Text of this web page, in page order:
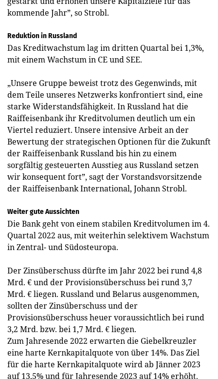
kommende Jahr”, so Strobl.
Reduktion in Russland
Das Kreditwachstum lag im dritten Quartal bei 1,3%,
mit einem Wachstum in CE und SEE.
„Unsere Gruppe beweist trotz des Gegenwinds, mit
dem Teile unseres Netzwerks konfrontiert sind, eine
starke Widerstandsfähigkeit. In Russland hat die
Raiffeisenbank ihr Kreditvolumen deutlich um ein
Viertel reduziert. Unsere intensive Arbeit an der
Bewertung der strategischen Optionen für die Zukunft
der Raiffeisenbank Russland bis hin zu einem
sorgfältig gesteuerten Ausstieg aus Russland setzen
wir konsequent fort”, sagt der Vorstandsvorsitzende
der Raiffeisenbank International, Johann Strobl.
Weiter gute Aussichten
Die Bank geht von einem stabilen Kreditvolumen im 4.
Quartal 2022 aus, mit weiterhin selektivem Wachstum
in Zentral- und Südosteuropa.
Der Zinsüberschuss dürfte im Jahr 2022 bei rund 4,8
Mrd. € und der Provisionsüberschuss bei rund 3,7
Mrd. € liegen. Russland und Belarus ausgenommen,
sollten der Zinsüberschuss und der
Provisionsüberschuss heuer voraussichtlich bei rund
3,2 Mrd. bzw. bei 1,7 Mrd. € liegen.
Zum Jahresende 2022 erwarten die Giebelkreuzler
eine harte Kernkapitalquote von über 14%. Das Ziel
für die harte Kernkapitalquote wird ab Jänner 2023
auf 13,5% und für Jahresende 2023 auf 14% erhöht.